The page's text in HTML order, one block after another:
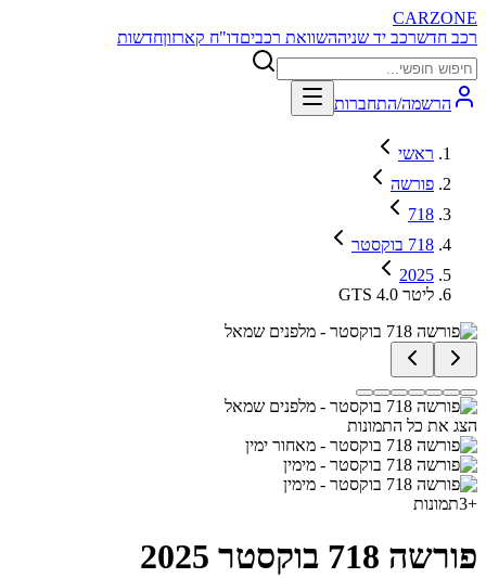
CARZONE
רכב חדשרכב יד שניההשוואת רכביםדו"ח קארזוןחדשות
הרשמה/התחברות
ראשי
פורשה
718
718 בוקסטר
2025
GTS 4.0 ליטר
הצג את כל התמונות
+
3תמונות
פורשה 718 בוקסטר 2025